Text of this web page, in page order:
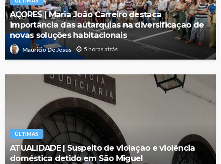
AÇORES | Maria João Carreiro destaca
importância das autarquias na diversificação de
novas soluções habitacionais
Mauricio De Jesus 5 horas atrás
ÚLTIMAS
ATUALIDADE | Suspeito de violação e violência
doméstica detido em São Miguel